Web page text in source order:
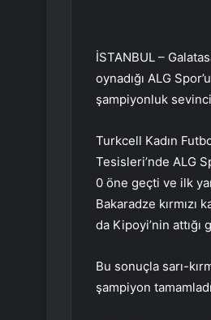
İSTANBUL –
oynadığı ALG
şampiyonluk sevinci
Turkcell Kadın
Tesisleri’nde ALG
0 öne geçti ve ilk
Bakaradze kırmızı
da Kipoyi’nin attığı
Bu sonuçla sarı-
şampiyon